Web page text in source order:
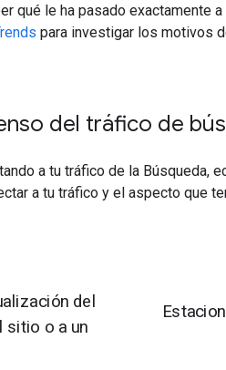
qué le ha pasado exactamente
para investigar los motivos
del tráfico de
a tu tráfico de la
a tu tráfico y el aspecto que
del
sitio o a un